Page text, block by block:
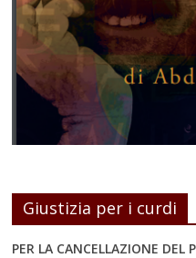
Giustizia per i curdi
PER LA CANCELLAZIONE DEL